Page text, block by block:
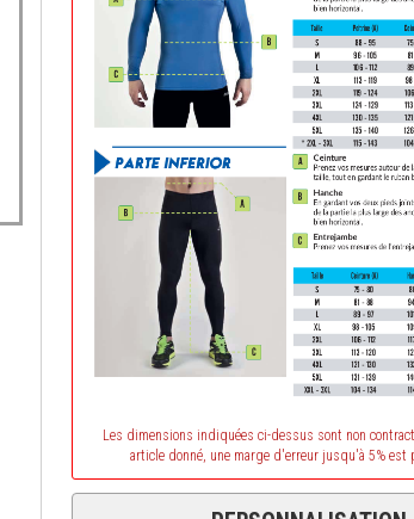
Les dimensions indiquées ci-dessus sont non
article donné, une marge d'erreur jusqu'à 5% est